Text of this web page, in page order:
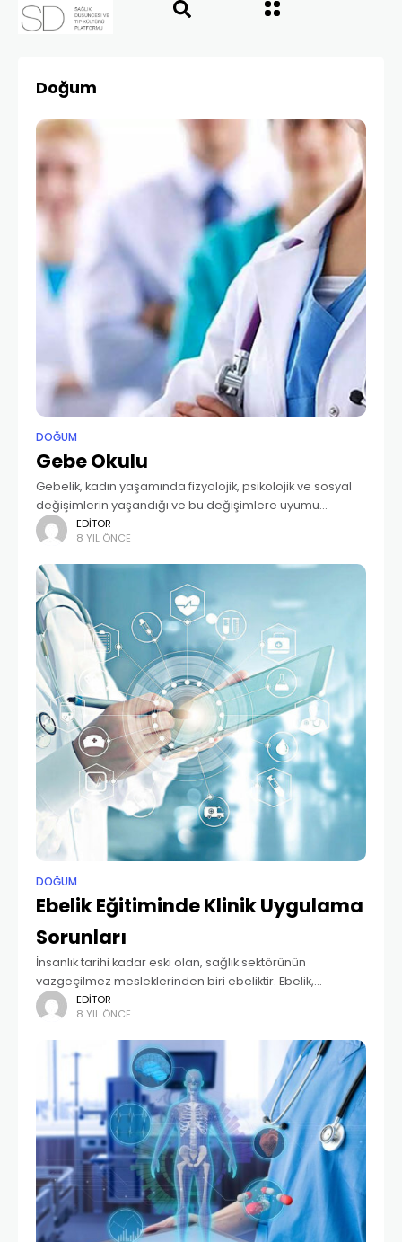
Doğum
DOĞUM
Gebe Okulu
Gebelik, kadın yaşamında fizyolojik, psikolojik ve sosyal
değişimlerin yaşandığı ve bu değişimlere uyumu
gerektiren önemli bir dönemdir. Doğum süreci ise
kadının yaşamı boyunca çok az deneyimleyebileceği
mucizevi bir yolculuktur. Burada
EDITOR
8 YIL ÖNCE
DOĞUM
Ebelik Eğitiminde Klinik Uygulama
Sorunları
İnsanlık tarihi kadar eski olan, sağlık sektörünün
vazgeçilmez mesleklerinden biri ebeliktir. Ebelik,
günümüze ulaşıncaya kadar çeşitli aşamalardan
geçmiştir. İlkçağlarda uygulama ile öğrenilen bir sanat
iken daha sonra eğitim ile elde
EDITOR
8 YIL ÖNCE